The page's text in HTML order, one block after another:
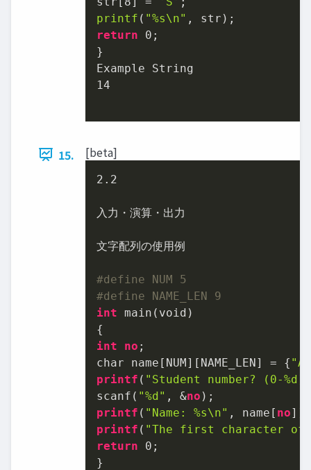
printf ( "%s\n"
return
0 ;
}
14
15. [beta]
2.2
入力・演算・出力
文字配列の使用例
#define NUM 5
#define NAME_LEN 9
int main(void)
int
no ;
char name[NUM][NAME_LEN] = {
printf ( "Student number? (0-
scanf( "%d" , &no
printf ( "Name: %s\n" , name[ no
printf ( "The first character of
return
0 ;
}